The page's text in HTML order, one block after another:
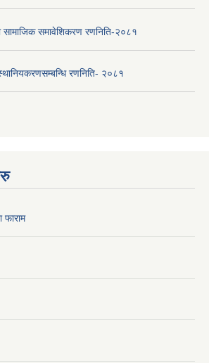
समावेशिकरण रणनिति-२०८१
रणनिति- २०८१
फाराम